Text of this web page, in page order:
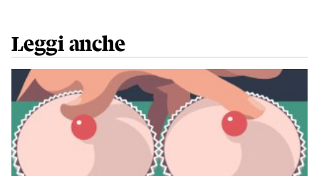
Leggi anche